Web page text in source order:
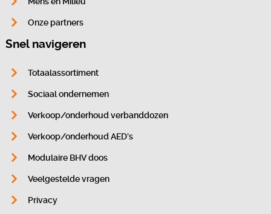
Onze partners
Snel navigeren
Totaalassortiment
Sociaal ondernemen
Verkoop/onderhoud verbanddozen
Verkoop/onderhoud AED’s
Modulaire BHV doos
Veelgestelde vragen
Privacy